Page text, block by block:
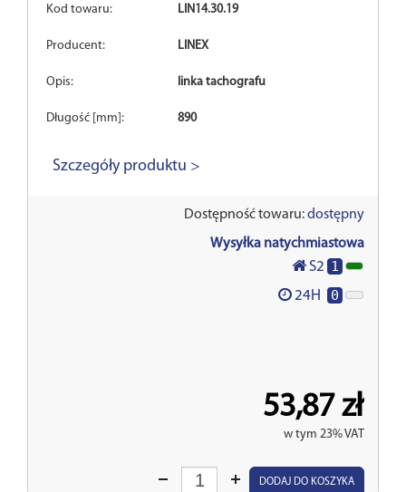
Kod towaru: LIN14.30.19
Producent: LINEX
Opis: linka tachografu
Długość [mm]: 890
Szczegóły produktu >
Dostępność towaru:dostępny
Wysyłka natychmiastowa
S2 1
24H 0
53,87 zł
w tym 23% VAT
Wprowadź
DODAJ DO KOSZYKA